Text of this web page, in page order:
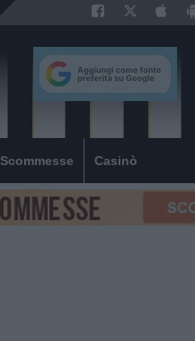
Scommesse Casinò